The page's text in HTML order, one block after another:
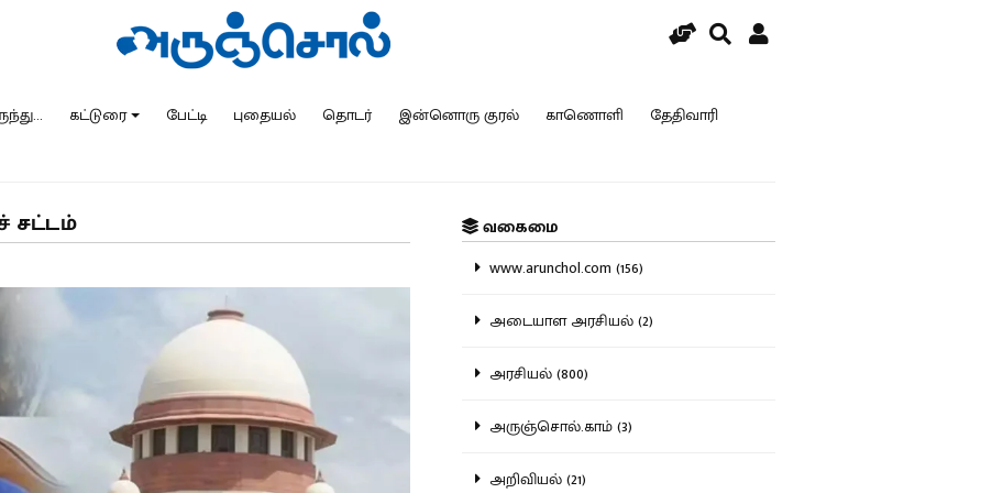
கட்டுரை பேட்டி புதையல் தொடர் இன்னொரு குரல் காணொளி தேதிவாரி
சட்டம் வகைமை
www.arunchol.com (156)
அடையாள அரசியல் (2)
அரசியல் (800)
அருஞ்சொல்.காம் (3)
அறிவியல் (21)